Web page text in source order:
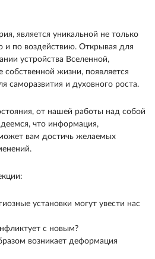
является уникальной не только
и по воздействию. Открывая для
устройства Вселенной,
жизни, появляется
саморазвития и духовного роста.
от нашей работы над собой
что информация,
вам достичь желаемых
установки могут увести нас
с новым?
возникает деформация